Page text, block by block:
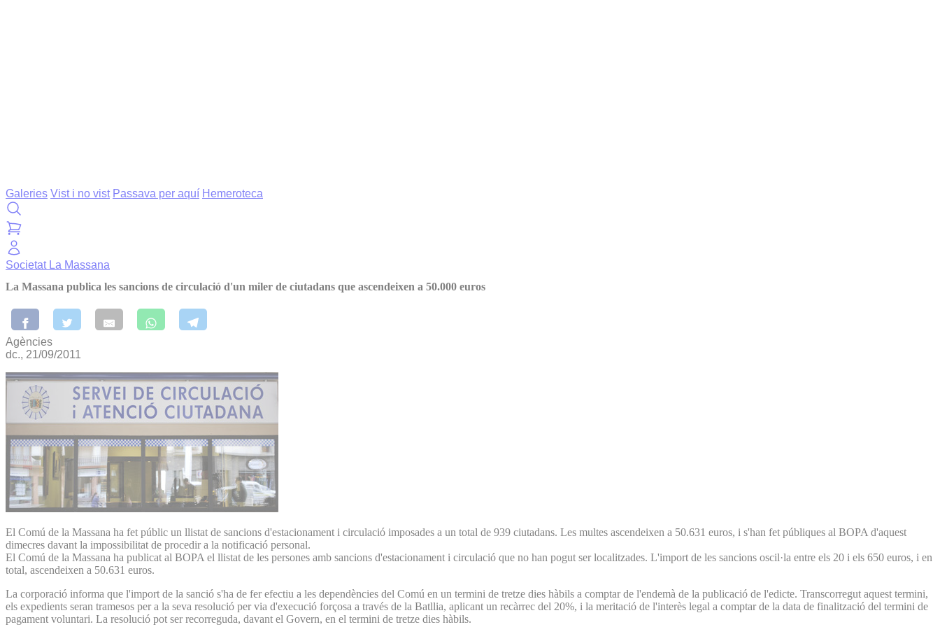
Galeries Vist i no vist Passava per aquí Hemeroteca
Societat La Massana
La Massana publica les sancions de circulació d'un miler de ciutadans que ascendeixen a 50.000 euros
Agències
dc., 21/09/2011
El Comú de la Massana ha fet públic un llistat de sancions d'estacionament i circulació imposades a un total de 939 ciutadans. Les multes ascendeixen a 50.631 euros, i s'han fet públiques al BOPA d'aquest
dimecres davant la impossibilitat de procedir a la notificació personal.
El Comú de la Massana ha publicat al BOPA el llistat de les persones amb sancions d'estacionament i circulació que no han pogut ser localitzades. L'import de les sancions oscil·la entre els 20 i els 650 euros, i en
total, ascendeixen a 50.631 euros.
La corporació informa que l'import de la sanció s'ha de fer efectiu a les dependències del Comú en un termini de tretze dies hàbils a comptar de l'endemà de la publicació de l'edicte. Transcorregut aquest termini,
els expedients seran tramesos per a la seva resolució per via d'execució forçosa a través de la Batllia, aplicant un recàrrec del 20%, i la meritació de l'interès legal a comptar de la data de finalització del termini de
pagament voluntari. La resolució pot ser recorreguda, davant el Govern, en el termini de tretze dies hàbils.